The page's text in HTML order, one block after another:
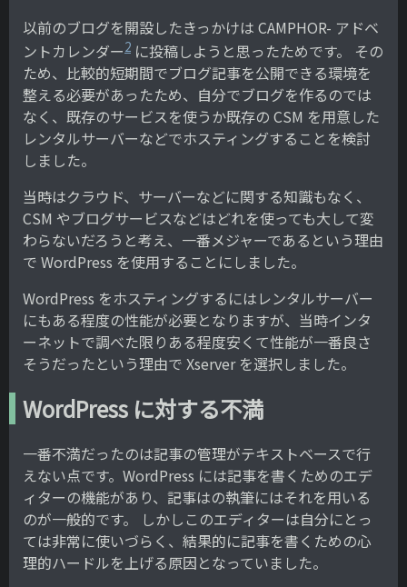
以前のブログを開設したきっかけは CAMPHOR- アドベ
ントカレンダー2 に投稿しようと思ったためです。 その
ため、比較的短期間でブログ記事を公開できる環境を
整える必要があったため、自分でブログを作るのでは
なく、既存のサービスを使うか既存の CSM を用意した
レンタルサーバーなどでホスティングすることを検討
しました。
当時はクラウド、サーバーなどに関する知識もなく、
CSM やブログサービスなどはどれを使っても大して変
わらないだろうと考え、一番メジャーであるという理由
で WordPress を使用することにしました。
WordPress をホスティングするにはレンタルサーバー
にもある程度の性能が必要となりますが、当時インタ
ーネットで調べた限りある程度安くて性能が一番良さ
そうだったという理由で Xserver を選択しました。
WordPress に対する不満
一番不満だったのは記事の管理がテキストベースで行
えない点です。WordPress には記事を書くためのエデ
ィターの機能があり、記事はの執筆にはそれを用いる
のが一般的です。 しかしこのエディターは自分にとっ
ては非常に使いづらく、結果的に記事を書くための心
理的ハードルを上げる原因となっていました。